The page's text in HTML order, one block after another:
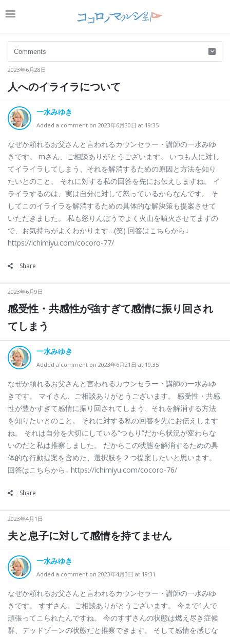
2023年6月28日
人へのイライラについて
一水みゆき
Added a comment on 2023年6月30日 at 19:35
なぜか頼れるお父さんと言われるカウンセラー・講師の一水みゆ
きです。 mさん、ご相談ありがとうございます。 いつも人に対し
てイライラしてしまう、それを解消するための原因と方法を知り
たいとのこと。 それに対する私の回答を先にお伝えしますね。 イ
ライラするのは、実は自分に対して怒っているからなんです。 そ
してこのイライラを解消するための具体的な解決策も提案させて
いただきました。 私も怒りんぼうでよく火山を噴火させてますの
で、お気持ちがよくわかります…(笑) 回答はこちらから↓
https://ichimiyu.com/cocoro-77/
Share
2023年6月9日
感受性・共感性が強すぎて感情に振り回され
てしまう
一水みゆき
Added a comment on 2023年6月21日 at 19:35
なぜか頼れるお父さんと言われるカウンセラー・講師の一水みゆ
きです。 マイさん、ご相談ありがとうございます。 感受性・共感
性が豊かすぎて感情に振り回されてしまう、それを解消する方法
を知りたいとのこと。 それに対する私の回答を先にお伝えします
ね。 それは自分を大切にしている“つもり”だから状況が変わらな
いのだと私は推察しました。 だからこの状態を解消するための具
体的な行動提案を含めた、選択肢を２つ提案したいと思います。
回答はこちらから↓ https://ichimiyu.com/cocoro-76/
Share
2023年4月1日
夫と息子に対して感情を持てません
一水みゆき
Added a comment on 2023年4月3日 at 19:31
なぜか頼れるお父さんと言われるカウンセラー・講師の一水みゆ
きです。 すずさん、ご相談ありがとうございます。 今まで1人で
頑張ってこられたんですね。 今のすずさんの状態は燃え尽き症候
群、デッドゾーンの状態だと推察できます。 そして感情を感じな